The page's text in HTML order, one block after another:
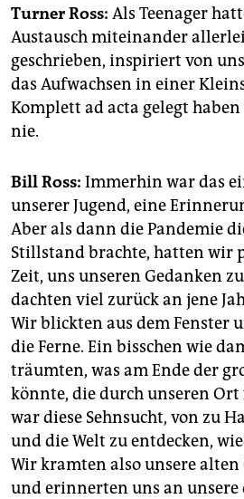
Turner Ross: Als Teenager
Austausch miteinander
geschrieben, inspiriert von
das Aufwachsen in einer
Komplett ad acta gelegt
nie.
Bill Ross: Immerhin war das
unserer Jugend, eine
Aber als dann die Pandemie
Stillstand brachte, hatten wir
Zeit, uns unseren Gedanken
dachten viel zurück an jene
Wir blickten aus dem Fenster
die Ferne. Ein bisschen wie
träumten, was am Ende der
könnte, die durch unseren
war diese Sehnsucht, von zu
und die Welt zu entdecken,
Wir kramten also unsere alten
und erinnerten uns an unsere